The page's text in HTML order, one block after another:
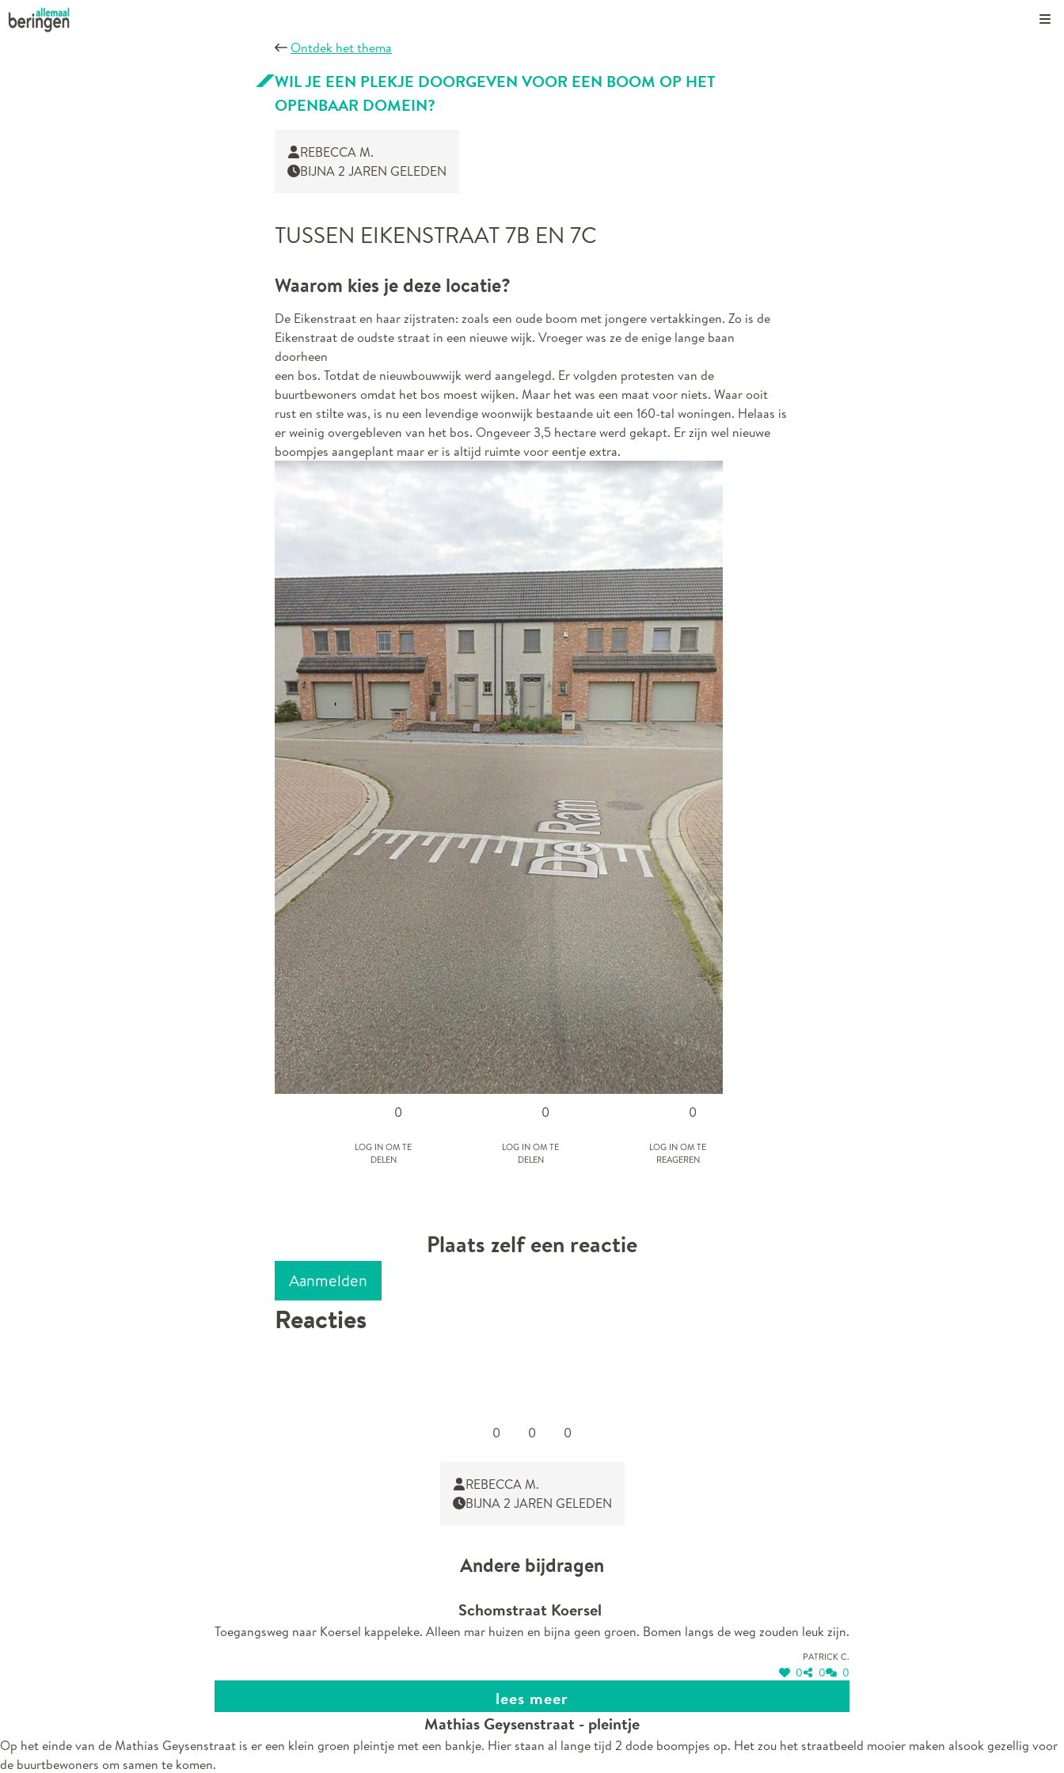
Ontdek het thema
WIL JE EEN PLEKJE DOORGEVEN VOOR EEN BOOM OP HET
OPENBAAR DOMEIN?
REBECCA M.
BIJNA 2 JAREN GELEDEN
TUSSEN EIKENSTRAAT 7B EN 7C
Waarom kies je deze locatie?
De Eikenstraat en haar zijstraten: zoals een oude boom met jongere vertakkingen. Zo is de
Eikenstraat de oudste straat in een nieuwe wijk. Vroeger was ze de enige lange baan
doorheen
een bos. Totdat de nieuwbouwwijk werd aangelegd. Er volgden protesten van de
buurtbewoners omdat het bos moest wijken. Maar het was een maat voor niets. Waar ooit
rust en stilte was, is nu een levendige woonwijk bestaande uit een 160-tal woningen. Helaas is
er weinig overgebleven van het bos. Ongeveer 3,5 hectare werd gekapt. Er zijn wel nieuwe
boompjes aangeplant maar er is altijd ruimte voor eentje extra.
0
Log in om te
delen
0
Log in om te
delen
0
Log in om te
reageren
Plaats zelf een reactie
Aanmelden
Reacties
0 0 0
REBECCA M.
BIJNA 2 JAREN GELEDEN
Andere bijdragen
Schomstraat Koersel
Toegangsweg naar Koersel kappeleke. Alleen mar huizen en bijna geen groen. Bomen langs de weg zouden leuk zijn.
Patrick C.
0 0 0
lees meer
Mathias Geysenstraat - pleintje
Op het einde van de Mathias Geysenstraat is er een klein groen pleintje met een bankje. Hier staan al lange tijd 2 dode boompjes op. Het zou het straatbeeld mooier maken alsook gezellig voor
de buurtbewoners om samen te komen.